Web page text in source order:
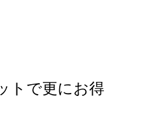
トで更にお得